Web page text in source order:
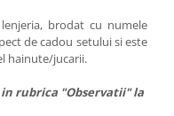
brodat cu numele
de cadou setului si este
hainute/jucarii.
rubrica "Observatii" la